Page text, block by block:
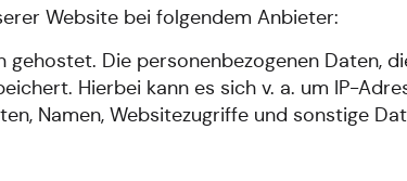
Website bei folgendem Anbieter:
gehostet. Die personenbezogenen Daten,
Hierbei kann es sich v. a. um IP-
Namen, Websitezugriffe und sonstige